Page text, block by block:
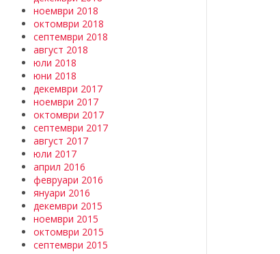
ноември 2018
октомври 2018
септември 2018
август 2018
юли 2018
юни 2018
декември 2017
ноември 2017
октомври 2017
септември 2017
август 2017
юли 2017
април 2016
февруари 2016
януари 2016
декември 2015
ноември 2015
октомври 2015
септември 2015